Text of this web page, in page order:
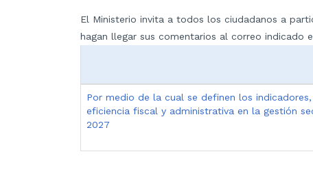
El Ministerio invita a todos los ciudadanos a
hagan llegar sus comentarios al correo
Por medio de la cual se definen los
eficiencia fiscal y administrativa en la gestión
2027